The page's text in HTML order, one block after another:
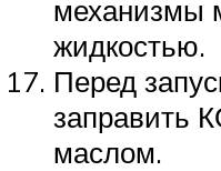
механизмы
жидкостью.
Перед
заправить
маслом.